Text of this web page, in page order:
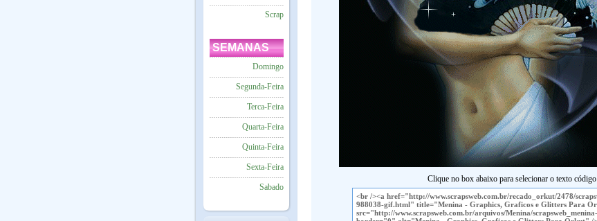
Scrap
SEMANAS
Domingo
Segunda-Feira
Terca-Feira
Quarta-Feira
Quinta-Feira
Sexta-Feira
Sabado
Clique no box abaixo para selecionar o texto código